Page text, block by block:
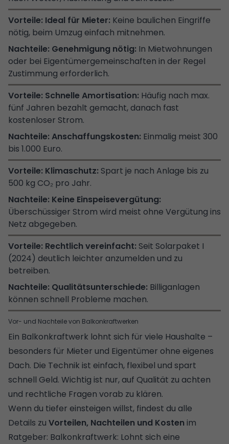
Vor- und Nachteile von Balkonkraftwerken
Ideal für Mieter: Keine baulichen Eingriffe
nötig, beim Umzug einfach mitnehmen.
Genehmigung nötig: In Mietwohnungen
oder bei Eigentümergemeinschaften in der Regel
Zustimmung erforderlich.
Schnelle Amortisation: Häufig nach max.
fünf Jahren bezahlt gemacht, danach fast
kostenloser Strom.
Anschaffungskosten: Einmalig meist 300
bis 1.000 Euro.
Klimaschutz: Spart je nach Anlage bis zu
500 kg CO₂ pro Jahr.
Keine Einspeisevergütung:
Überschüssiger Strom wird meist ohne Vergütung ins
Netz abgegeben.
Rechtlich vereinfacht: Seit Solarpaket I
(2024) deutlich leichter anzumelden und zu
betreiben.
Qualitätsunterschiede: Billiganlagen
können schnell Probleme machen.
Ein Balkonkraftwerk lohnt sich für viele Haushalte –
besonders für Mieter und Eigentümer ohne eigenes
Dach. Die Technik ist einfach, flexibel und spart
schnell Geld. Wichtig ist nur, auf Qualität zu achten
und rechtliche Fragen vorab zu klären.
Wenn du tiefer einsteigen willst, findest du alle
Details zu Vorteilen, Nachteilen und Kosten im
Ratgeber: Balkonkraftwerk: Lohnt sich eine